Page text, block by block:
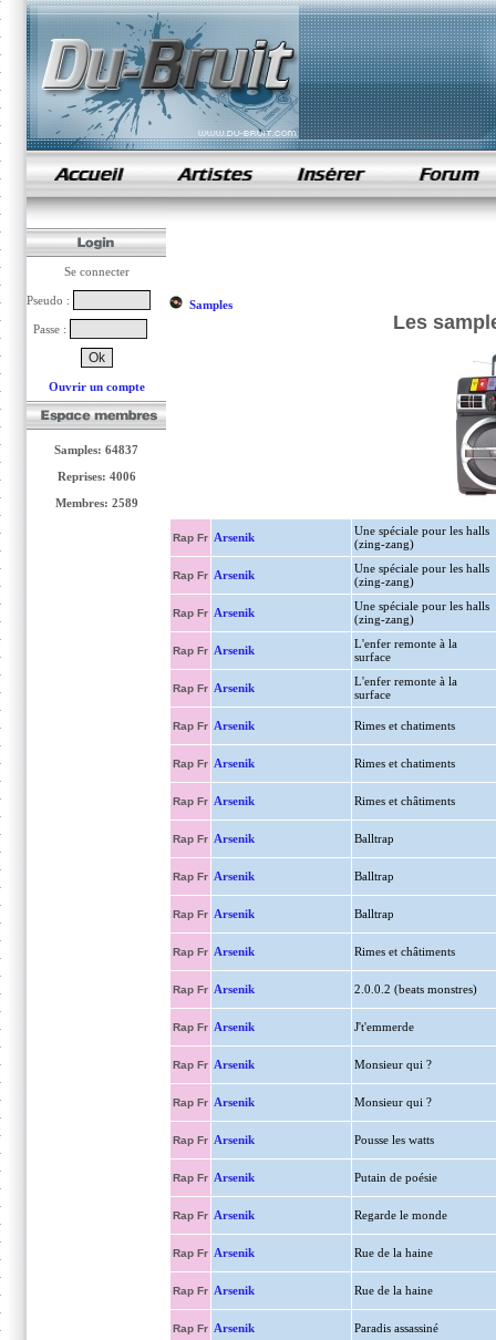
samples de rap
Se connecter
Pseudo :
Passe :
Ouvrir un compte
Samples: 64837
Reprises: 4006
Membres: 2589
Samples
Les
Rap Fr Arsenik
Une spéciale pour les halls
(zing-zang)
Rap Fr Arsenik
Une spéciale pour les halls
(zing-zang)
Rap Fr Arsenik
Une spéciale pour les halls
(zing-zang)
Rap Fr Arsenik
L'enfer remonte à la
surface
Rap Fr Arsenik
L'enfer remonte à la
surface
Rap Fr Arsenik Rimes et chatiments
Rap Fr Arsenik Rimes et chatiments
Rap Fr Arsenik Rimes et châtiments
Rap Fr Arsenik Balltrap
Rap Fr Arsenik Balltrap
Rap Fr Arsenik Balltrap
Rap Fr Arsenik Rimes et châtiments
Rap Fr Arsenik 2.0.0.2 (beats monstres)
Rap Fr Arsenik J't'emmerde
Rap Fr Arsenik Monsieur qui ?
Rap Fr Arsenik Monsieur qui ?
Rap Fr Arsenik Pousse les watts
Rap Fr Arsenik Putain de poésie
Rap Fr Arsenik Regarde le monde
Rap Fr Arsenik Rue de la haine
Rap Fr Arsenik Rue de la haine
Rap Fr Arsenik Paradis assassiné